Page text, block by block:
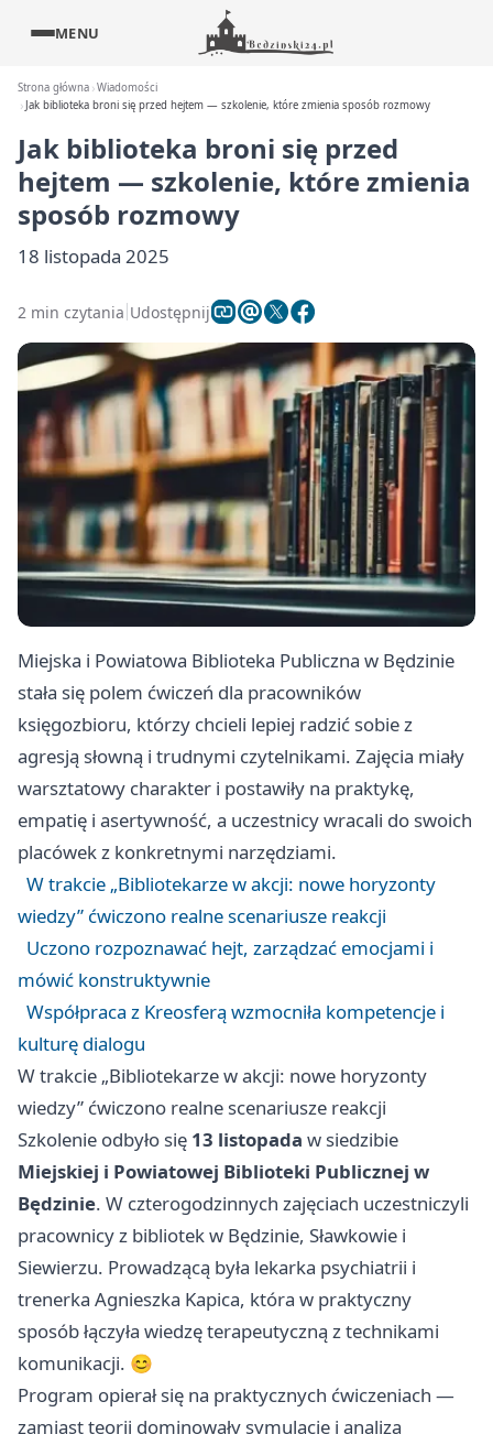
MENU
Strona główna Wiadomości
Jak biblioteka broni się przed hejtem — szkolenie, które zmienia sposób rozmowy
Jak biblioteka broni się przed
hejtem — szkolenie, które zmienia
sposób rozmowy
18 listopada 2025
2 min czytania Udostępnij
Miejska i Powiatowa Biblioteka Publiczna w Będzinie
stała się polem ćwiczeń dla pracowników
księgozbioru, którzy chcieli lepiej radzić sobie z
agresją słowną i trudnymi czytelnikami. Zajęcia miały
warsztatowy charakter i postawiły na praktykę,
empatię i asertywność, a uczestnicy wracali do swoich
placówek z konkretnymi narzędziami.
W trakcie „Bibliotekarze w akcji: nowe horyzonty
wiedzy” ćwiczono realne scenariusze reakcji
Uczono rozpoznawać hejt, zarządzać emocjami i
mówić konstruktywnie
Współpraca z Kreosferą wzmocniła kompetencje i
kulturę dialogu
W trakcie „Bibliotekarze w akcji: nowe horyzonty
wiedzy” ćwiczono realne scenariusze reakcji
Szkolenie odbyło się 13 listopada w siedzibie
Miejskiej i Powiatowej Biblioteki Publicznej w
Będzinie. W czterogodzinnych zajęciach uczestniczyli
pracownicy z bibliotek w Będzinie, Sławkowie i
Siewierzu. Prowadzącą była lekarka psychiatrii i
trenerka Agnieszka Kapica, która w praktyczny
sposób łączyła wiedzę terapeutyczną z technikami
komunikacji. 😊
Program opierał się na praktycznych ćwiczeniach —
zamiast teorii dominowały symulacje i analiza